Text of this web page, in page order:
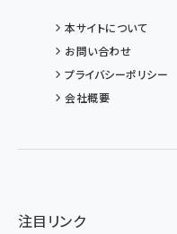
本サイトについて
お問い合わせ
プライバシーポリシー
会社概要
注目リンク